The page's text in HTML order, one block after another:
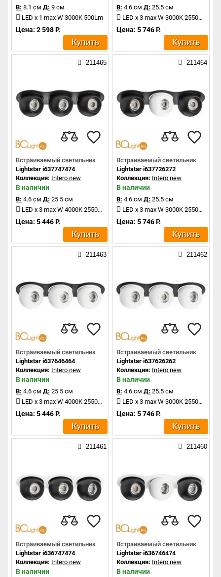
В: 8.1 см Д: 9 см
LED x 1 max W 3000K 500Lm
Цена: 2 598 Р.
Купить
В: 4.6 см Д: 25.5 см
LED x 3 max W 3000K 2550Lm
Цена: 5 746 Р.
Купить
211465
Встраиваемый светильник
Lightstar i637747474
Коллекция: Intero new
В наличии
В: 4.6 см Д: 25.5 см
LED x 3 max W 4000K 2550Lm
Цена: 5 446 Р.
Купить
211464
Встраиваемый светильник
Lightstar i637726272
Коллекция: Intero new
В наличии
В: 4.6 см Д: 25.5 см
LED x 3 max W 3000K 2550Lm
Цена: 5 746 Р.
Купить
211463
Встраиваемый светильник
Lightstar i637646464
Коллекция: Intero new
В наличии
В: 4.6 см Д: 25.5 см
LED x 3 max W 4000K 2550Lm
Цена: 5 446 Р.
Купить
211462
Встраиваемый светильник
Lightstar i637626262
Коллекция: Intero new
В наличии
В: 4.6 см Д: 25.5 см
LED x 3 max W 3000K 2550Lm
Цена: 5 746 Р.
Купить
211461
Встраиваемый светильник
Lightstar i636747474
Коллекция: Intero new
В наличии
211460
Встраиваемый светильник
Lightstar i636746474
Коллекция: Intero new
В наличии